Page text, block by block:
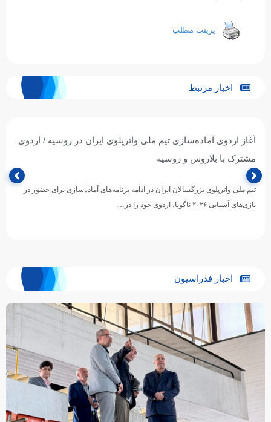
پرینت مطلب
اخبار مرتبط
آغاز اردوی آماده‌سازی تیم ملی واترپلوی ایران در روسیه / اردوی
مشترک با بلاروس و روسیه
تیم ملی واترپلوی بزرگسالان ایران در ادامه برنامه‌های آماده‌سازی برای حضور در
بازی‌های آسیایی ۲۰۲۶ ناگویا، اردوی خود را در…
اخبار فدراسیون